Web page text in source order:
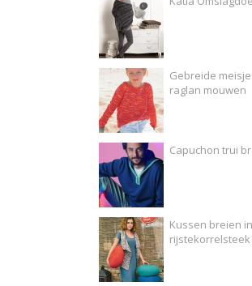
Gebreide
raglan mouwen
Capuchon trui
Kussen breien
rijstekorrelsteek